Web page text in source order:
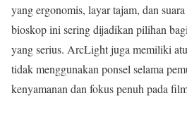
yang ergonomis, layar tajam, dan
bioskop ini sering dijadikan pilihan
yang serius. ArcLight juga memiliki
tidak menggunakan ponsel selama
kenyamanan dan fokus penuh pada